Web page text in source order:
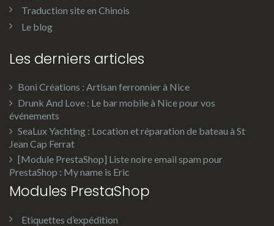
Traduction site en Chinois
Le blog
Les derniers articles
Boni Créations : Artisan ferronnier à Nice
Drunk And Love : Le bar mobile à Nice pour vos
événements
SeaLux Yachting : Location et réparation de bateau à St
Jean Cap Ferrat
[Module PrestaShop] Liste noire email spam pour
PrestaShop : My name is Eric
Modules PrestaShop
Etiquettes d’expédition